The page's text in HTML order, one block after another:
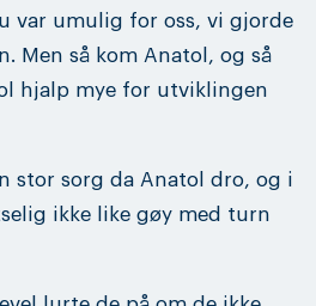
var umulig for oss, vi gjorde
Men så kom Anatol, og så
hjalp mye for utviklingen
stor sorg da Anatol dro, og i
ikke like gøy med turn